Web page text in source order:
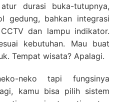
durasi buka-tutupnya,
gedung, bahkan integrasi
dan lampu indikator.
kebutuhan. Mau buat
Tempat wisata? Apalagi.
neko tapi fungsinya
kamu bisa pilih sistem